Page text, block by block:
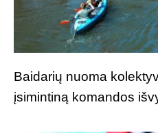
Baidarių nuoma
įsimintiną komandos